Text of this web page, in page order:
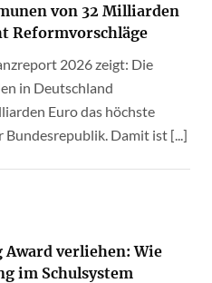
von 32 Milliarden
Reformvorschläge
2026 zeigt: Die
in Deutschland
Euro das höchste
Damit ist [...]
Award verliehen: Wie
im Schulsystem